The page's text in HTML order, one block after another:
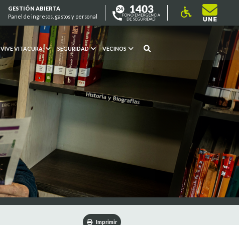
GESTIÓN ABIERTA
Panel de ingresos, gastos y personal
VIVE VITACURA SEGURIDAD VECINOS
Imprimir